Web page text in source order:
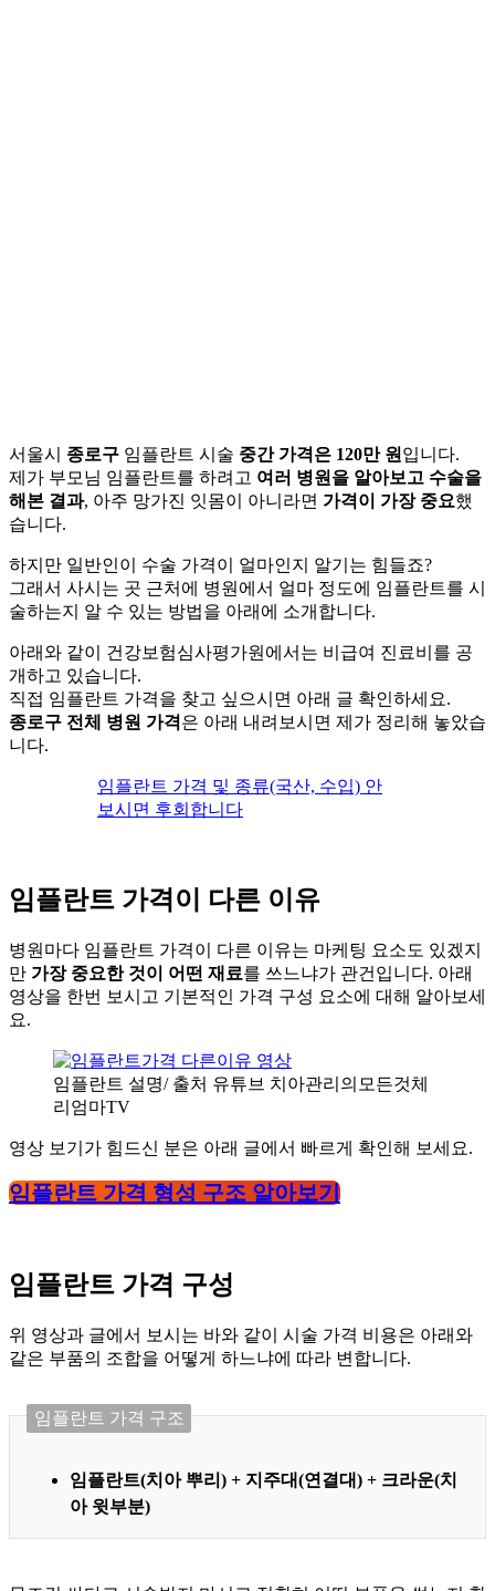
서울시 종로구 임플란트 시술 중간 가격은 120만 원 입니다.
제가 부모님 임플란트를 하려고 여러 병원을 알아보고 수술을
해본 결과, 아주 망가진 잇몸이 아니라면 가격이 가장 중요했
습니다.
하지만 일반인이 수술 가격이 얼마인지 알기는 힘들죠?
그래서 사시는 곳 근처에 병원에서 얼마 정도에 임플란트를 시
술하는지 알 수 있는 방법을 아래에 소개합니다.
아래와 같이 건강보험심사평가원에서는 비급여 진료비를 공
개하고 있습니다.
직접 임플란트 가격을 찾고 싶으시면 아래 글 확인하세요.
종로구 전체 병원 가격은 아래 내려보시면 제가 정리해 놓았습
니다.
임플란트 가격 및 종류(국산, 수입) 안
보시면 후회합니다
임플란트 가격이 다른 이유
병원마다 임플란트 가격이 다른 이유는 마케팅 요소도 있겠지
만 가장 중요한 것이 어떤 재료를 쓰느냐가 관건입니다. 아래
영상을 한번 보시고 기본적인 가격 구성 요소에 대해 알아보세
요.
임플란트 설명/ 출처 유튜브 치아관리의모든것체
리엄마TV
영상 보기가 힘드신 분은 아래 글에서 빠르게 확인해 보세요.
임플란트 가격 형성 구조 알아보기
임플란트 가격 구성
위 영상과 글에서 보시는 바와 같이 시술 가격 비용은 아래와
같은 부품의 조합을 어떻게 하느냐에 따라 변합니다.
임플란트 가격 구조
임플란트(치아 뿌리) + 지주대(연결대) + 크라운(치
아 윗부분)